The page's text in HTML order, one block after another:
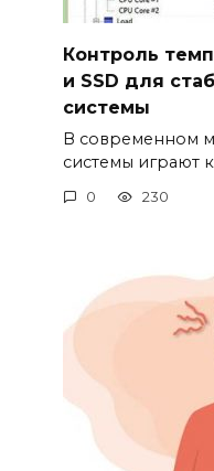
Контроль
и SSD для
системы
В современном
системы играют
0 230